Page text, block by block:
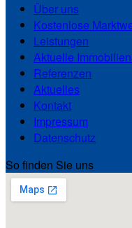
Über uns
Kostenlose
Leistungen
Aktuelle
Referenzen
Aktuelles
Kontakt
Impressum
Datenschutz
So finden Sie uns